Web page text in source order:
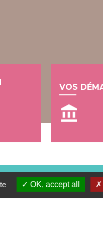
VOS
account_balance
OK, accept all